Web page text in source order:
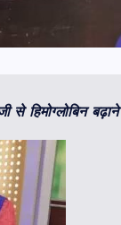
से हिमोग्लोबिन